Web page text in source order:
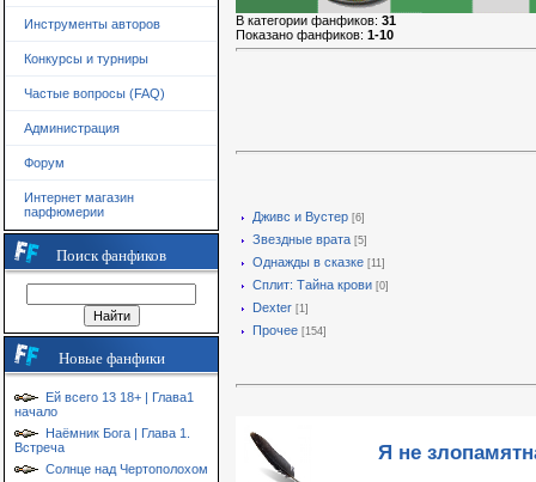
Инструменты авторов
Конкурсы и турниры
Частые вопросы (FAQ)
Администрация
Форум
Интернет магазин
парфюмерии
Поиск фанфиков
Новые фанфики
Ей всего 13 18+ | Глава1
начало
Наёмник Бога | Глава 1.
Встреча
Солнце над Чертополохом
В категории фанфиков: 31
Показано фанфиков: 1-10
Дживс и Вустер [6]
Звездные врата [5]
Однажды в сказке [11]
Сплит: Тайна крови [0]
Dexter [1]
Прочее [154]
Я не